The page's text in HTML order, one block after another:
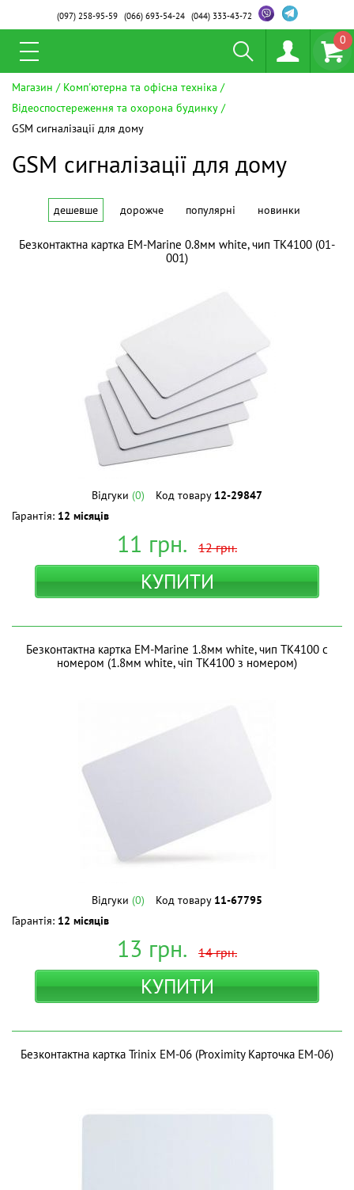
(097)258-95-59 (066)693-54-24 (044)333-43-72
0
Магазин
Комп'ютерна та офісна техніка
Відеоспостереження та охорона будинку
GSM сигналізації для дому
GSM сигналізації для дому
дешевше дорожче популярні новинки
Безконтактна картка EM-Marine 0.8мм white, чип TK4100 (01-
001)
Відгуки (0) Код товару 12-29847
Гарантія: 12 місяців
11 грн. 12грн.
КУПИТИ
Безконтактна картка EM-Marine 1.8мм white, чип TK4100 с
номером (1.8мм white, чіп TK4100 з номером)
Відгуки (0) Код товару 11-67795
Гарантія: 12 місяців
13 грн. 14грн.
КУПИТИ
Безконтактна картка Trinix EM-06 (Proximity Карточка EM-06)